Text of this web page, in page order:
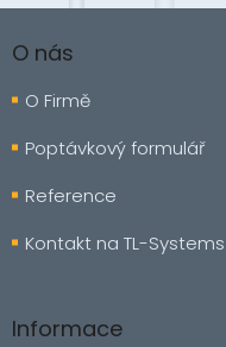
Z
á
a
O nás
O Firmě
Poptávkový formulář
Reference
Kontakt na TL-Systems
Informace